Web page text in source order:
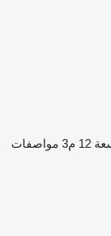
12 م3
مواصفات